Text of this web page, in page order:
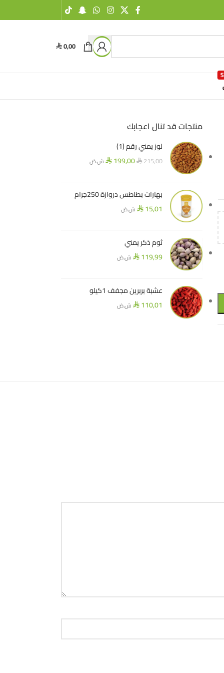
⃁ 0,00
منتجات قد تنال اعجابك
لوز يمني رقم (1)
⃁215,00
⃁ 199,00 ش.ض
بهارات بطاطس دروازة 250جرام
⃁ 15,01 ش.ض
ثوم ذكر يمني
⃁ 119,99 ش.ض
عشبة بربرين مجفف 1كيلو
⃁ 110,01 ش.ض